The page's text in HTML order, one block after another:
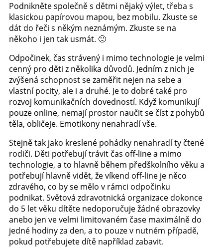
Podnikněte společně s dětmi nějaký výlet, třeba s
klasickou papírovou mapou, bez mobilu. Zkuste se
dát do řeči s někým neznámým. Zkuste se na
někoho i jen tak usmát. 🙂
Odpočinek, čas strávený i mimo technologie je velmi
cenný pro děti z několika důvodů. Jedním z nich je
zvýšená schopnost se zaměřit nejen na sebe a
vlastní pocity, ale i a druhé. Je to dobré také pro
rozvoj komunikačních dovedností. Když komunikují
pouze online, nemají prostor naučit se číst z pohybů
těla, obličeje. Emotikony nenahradí vše.
Stejně tak jako kreslené pohádky nenahradí ty čtené
rodiči. Děti potřebují trávit čas off-line a mimo
technologie, a to hlavně během předškolního věku a
potřebují hlavně vidět, že víkend off-line je něco
zdravého, co by se mělo v rámci odpočinku
podnikat. Světová zdravotnická organizace dokonce
do 5 let věku dítěte nedoporučuje žádné obrazovky
anebo jen ve velmi limitovaném čase maximálně do
jedné hodiny za den, a to pouze v nutném případě,
pokud potřebujete dítě například zabavit.